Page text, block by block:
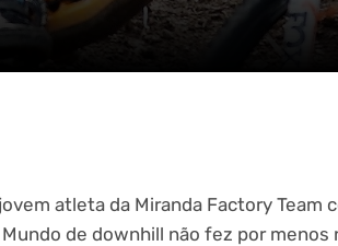
atleta da Miranda Factory Team
de downhill não fez por menos